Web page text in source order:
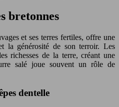
bretonnes
et ses terres fertiles, offre une
la générosité de son terroir. Les
richesses de la terre, créant une
salé joue souvent un rôle de
dentelle